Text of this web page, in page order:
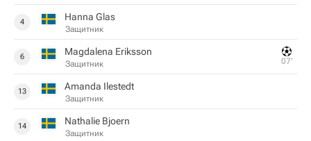
4 Hanna Glas
Защитник
6 Magdalena Eriksson
Защитник 07‎’‎
13 Amanda Ilestedt
Защитник
14 Nathalie Bjoern
Защитник